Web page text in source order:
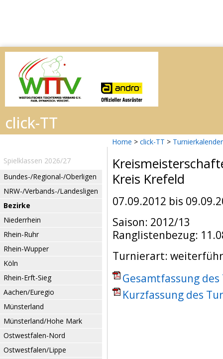
Home > click-TT > Turnierkalender
Spielklassen 2026/27
Bundes-/Regional-/Oberligen
NRW-/Verbands-/Landesligen
Bezirke
Niederrhein
Rhein-Ruhr
Rhein-Wupper
Köln
Rhein-Erft-Sieg
Aachen/Euregio
Münsterland
Münsterland/Hohe Mark
Ostwestfalen-Nord
Ostwestfalen/Lippe
Kreis Krefeld
07.09.2012 bis
Saison: 2012/13
Ranglistenbezug:
Turnierart:
Gesamtfassung
Kurzfassung des